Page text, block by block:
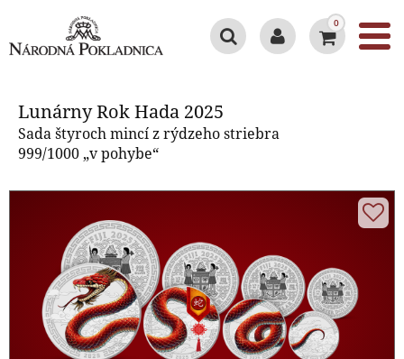
0
Lunárny Rok Hada 2025
Sada štyroch mincí z rýdzeho striebra
999/1000 „v pohybe“
Lunárny Rok Hada 2025